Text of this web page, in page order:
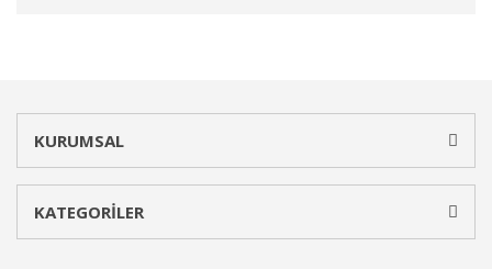
KURUMSAL
KATEGORİLER